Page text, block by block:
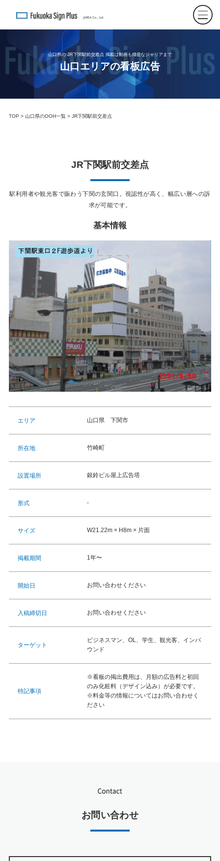
山口県の JR下関駅前交差点 掲載は動画も得意なジャリアまで
山口エリアの看板広告
TOP > 山口県のOOH一覧> JR下関駅前交差点
JR下関駅前交差点
駅利用者や観光客で賑わう下関の玄関口。視認性が高く、幅広い層への訴
求が可能です。
基本情報
エリア 山口県 下関市
所在地 竹崎町
設置場所 銀鈴ビル屋上広告塔
形式 -
サイズ W21.22m × H8m × 片面
掲載期間 1年〜
開始日 お問い合わせください
入稿締切日 お問い合わせください
ターゲット
ビジネスマン、OL、学生、観光客、インバ
ウンド
特記事項
※看板の掲出費用は、月額の広告料と初回
のみ化粧料（デザイン込み）が必要です。
※料金等の情報についてはお問い合わせく
ださい
お問い合わせ